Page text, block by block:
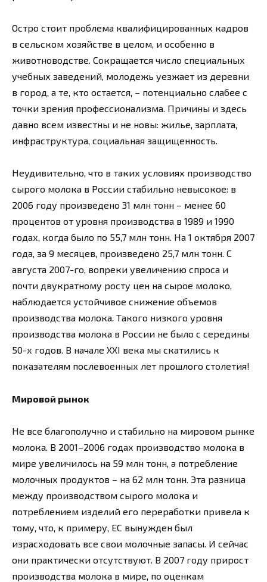
Остро стоит проблема квалифицированных кадров
в сельском хозяйстве в целом, и особенно в
животноводстве. Сокращается число специальных
учебных заведений, молодежь уезжает из деревни
в город, а те, кто остается, – потенциально слабее с
точки зрения профессионализма. Причины и здесь
давно всем известны и не новы: жилье, зарплата,
инфраструктура, социальная защищенность.
Неудивительно, что в таких условиях производство
сырого молока в России стабильно невысокое: в
2006 году произведено 31 млн тонн – менее 60
процентов от уровня производства в 1989 и 1990
годах, когда было по 55,7 млн тонн. На 1 октября 2007
года, за 9 месяцев, произведено 25,7 млн тонн. С
августа 2007-го, вопреки увеличению спроса и
почти двукратному росту цен на сырое молоко,
наблюдается устойчивое снижение объемов
производства молока. Такого низкого уровня
производства молока в России не было с середины
50-х годов. В начале XXI века мы скатились к
показателям послевоенных лет прошлого столетия!
Мировой рынок
Не все благополучно и стабильно на мировом рынке
молока. В 2001–2006 годах производство молока в
мире увеличилось на 59 млн тонн, а потребление
молочных продуктов – на 62 млн тонн. Эта разница
между производством сырого молока и
потреблением изделий его переработки привела к
тому, что, к примеру, ЕС вынужден был
израсходовать все свои молочные запасы. И сейчас
они практически отсутствуют. В 2007 году прирост
производства молока в мире, по оценкам